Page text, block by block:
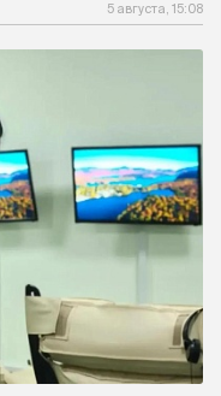
5 августа, 15:08